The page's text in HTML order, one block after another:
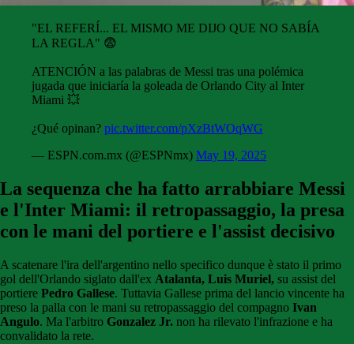
"EL REFERÍ... EL MISMO ME DIJO QUE NO SABÍA
LA REGLA" 😨
ATENCIÓN a las palabras de Messi tras una polémica
jugada que iniciaría la goleada de Orlando City al Inter
Miami 💥
¿Qué opinan? pic.twitter.com/pXzBtWOqWG
— ESPN.com.mx (@ESPNmx) May 19, 2025
La sequenza che ha fatto arrabbiare Messi
e l'Inter Miami: il retropassaggio, la presa
con le mani del portiere e l'assist decisivo
A scatenare l'ira dell'argentino nello specifico dunque è stato il primo
gol dell'Orlando siglato dall'ex Atalanta, Luis Muriel, su assist del
portiere Pedro Gallese. Tuttavia Gallese prima del lancio vincente ha
preso la palla con le mani su retropassaggio del compagno Ivan
Angulo. Ma l'arbitro Gonzalez Jr. non ha rilevato l'infrazione e ha
convalidato la rete.